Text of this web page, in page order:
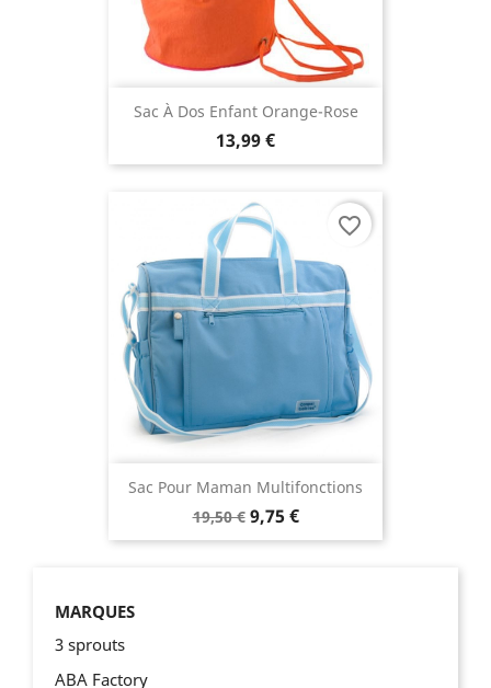
Sac À Dos Enfant Orange-Rose
13,99 €
Sac Pour Maman Multifonctions
19,50 € 9,75 €
favorite_border
MARQUES
3 sprouts
ABA Factory